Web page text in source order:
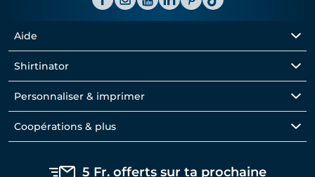
Aide
Shirtinator
Personnaliser & imprimer
Coopérations & plus
5 Fr. offerts sur ta prochaine